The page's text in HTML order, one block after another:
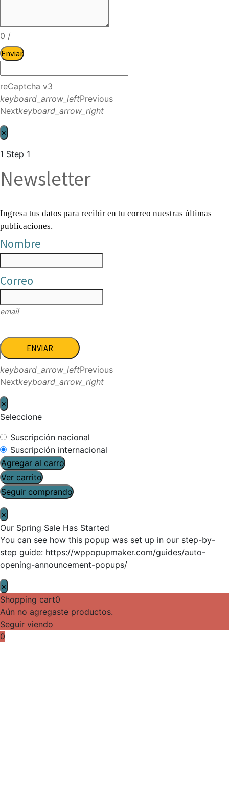
0 /
Enviar
reCaptcha v3
keyboard_arrow_leftPrevious
Nextkeyboard_arrow_right
×
1 Step 1
Newsletter
Ingresa tus datos para recibir en tu correo nuestras últimas
publicaciones.
Nombre
Correo
email
ENVIAR
keyboard_arrow_leftPrevious
Nextkeyboard_arrow_right
×
Seleccione
Suscripción nacional
Suscripción internacional
Agregar al carro
Ver carrito
Seguir comprando
×
Our Spring Sale Has Started
You can see how this popup was set up in our step-by-
step guide: https://wppopupmaker.com/guides/auto-
opening-announcement-popups/
×
Shopping cart0
Aún no agregaste productos.
Seguir viendo
0